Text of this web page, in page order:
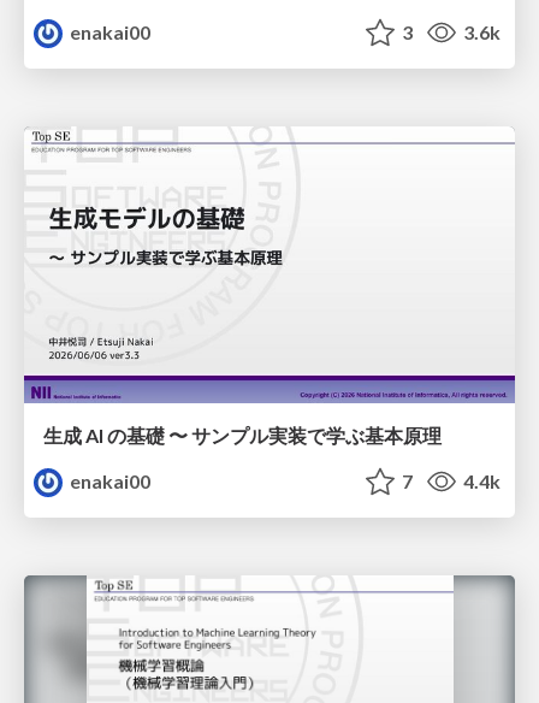
enakai00
3 3.6k
生成 AI の基礎 〜 サンプル実装で学ぶ基本原理
enakai00
7 4.4k